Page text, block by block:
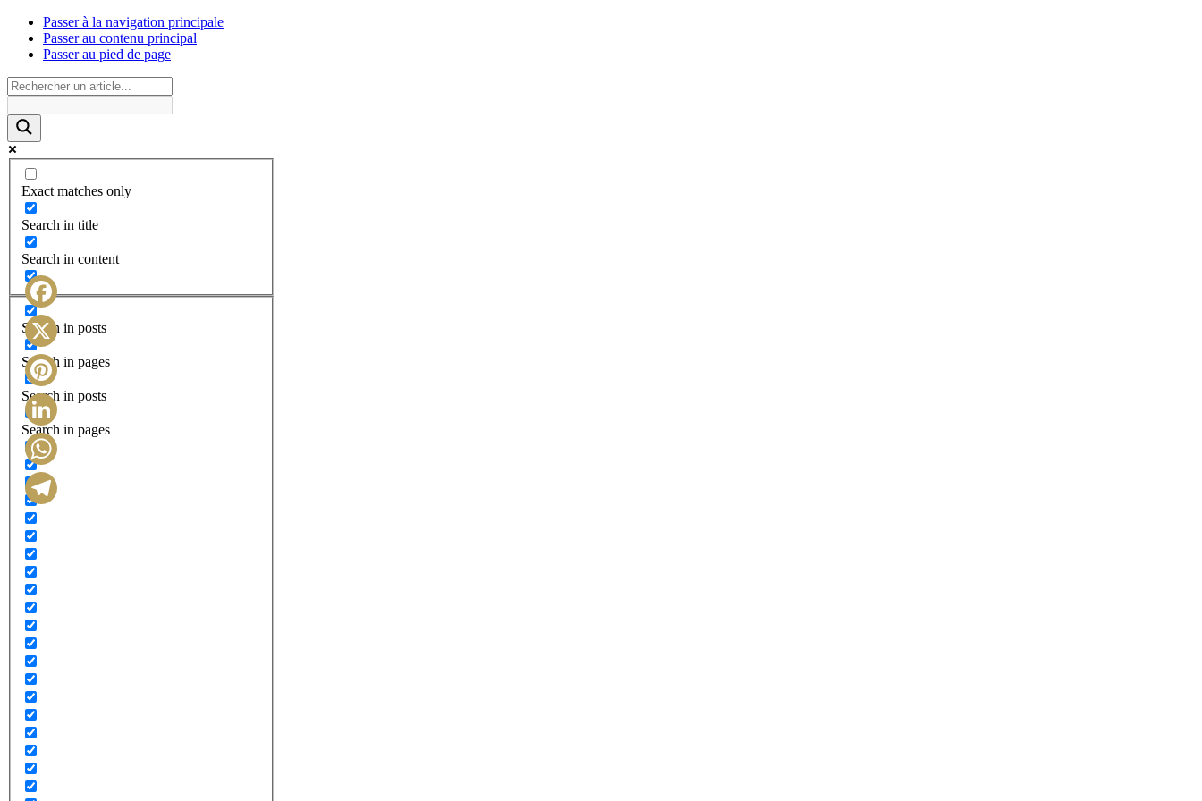
Passer à la navigation principale
Passer au contenu principal
Passer au pied de page
Exact matches only
Search in title
Search in content
Search in posts
Search in pages
Search in posts
Search in pages
Facebook
X
Pinterest
LinkedIn
WhatsApp
Telegram